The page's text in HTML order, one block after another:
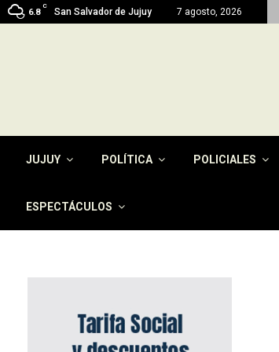
6.8
C
San Salvador de Jujuy 7 agosto, 2026
del pago de la tasa por…
JUJUY POLÍTICA POLICIALES
ESPECTÁCULOS